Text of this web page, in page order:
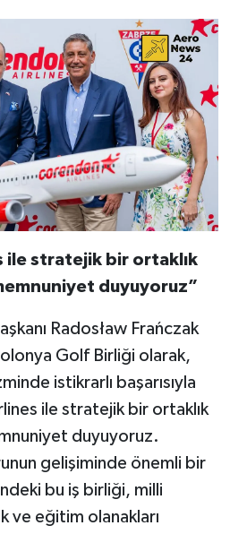
ile stratejik bir ortaklık
duyuyoruz”
Radosław Frańczak
Golf Birliği olarak,
istikrarlı başarısıyla
ile stratejik bir ortaklık
duyuyoruz.
gelişiminde önemli bir
bu iş birliği, milli
ve eğitim olanakları